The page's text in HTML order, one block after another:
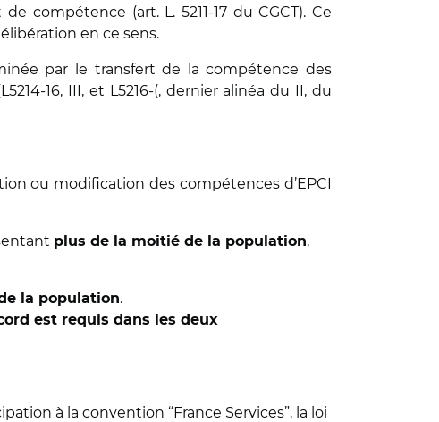
compétence (art. L. 5211-17 du CGCT). Ce
en ce sens.
par le transfert de la compétence des
16, III, et L5216-(, dernier alinéa du II, du
ou modification des compétences d’EPCI
plus de la moitié de la population,
la population.
est requis dans les deux
à la convention “France Services”, la loi